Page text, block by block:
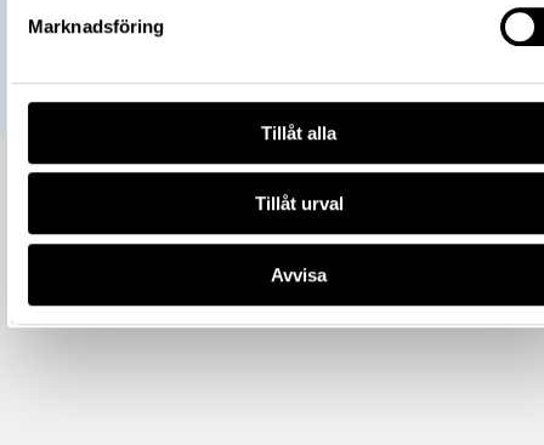
Marknadsföring
Tillåt alla
Tillåt urval
Avvisa
Mer information om licenser hos Statens historiska museer.